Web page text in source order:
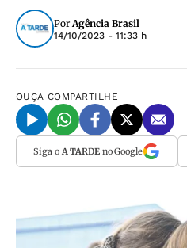
PorAgência Brasil
14/10/2023 - 11:33 h
OUÇA COMPARTILHE
Siga o A TARDEno Google